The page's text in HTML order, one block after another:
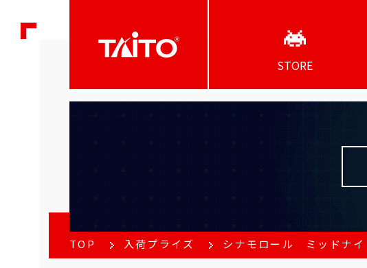
STORE
TOP 入荷プライズ シナモロール ミッドナイ